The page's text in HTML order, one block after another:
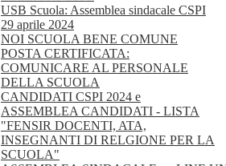
USB Scuola: Assemblea sindacale CSPI
29 aprile 2024
NOI SCUOLA BENE COMUNE
POSTA CERTIFICATA:
COMUNICARE AL PERSONALE
DELLA SCUOLA
CANDIDATI CSPI 2024 e
ASSEMBLEA CANDIDATI - LISTA
"FENSIR DOCENTI, ATA,
INSEGNANTI DI RELGIONE PER LA
SCUOLA"